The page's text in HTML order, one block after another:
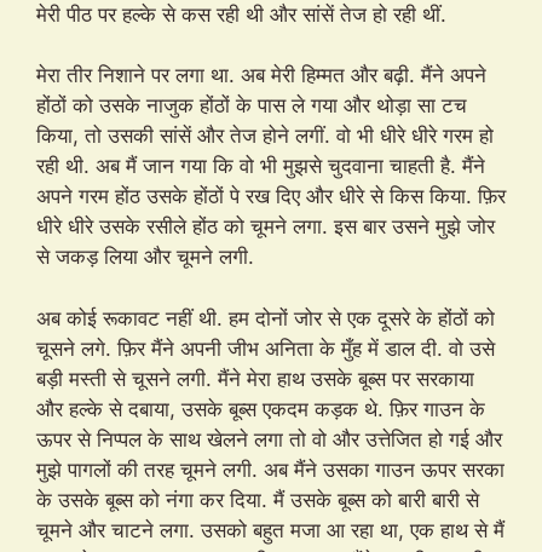
मेरी पीठ पर हल्के से कस रही थी और सांसें तेज हो रही थीं.
मेरा तीर निशाने पर लगा था. अब मेरी हिम्मत और बढ़ी. मैंने अपने
होंठों को उसके नाजुक होंठों के पास ले गया और थोड़ा सा टच
किया, तो उसकी सांसें और तेज होने लगीं. वो भी धीरे धीरे गरम हो
रही थी. अब मैं जान गया कि वो भी मुझसे चुदवाना चाहती है. मैंने
अपने गरम होंठ उसके होंठों पे रख दिए और धीरे से किस किया. फ़िर
धीरे धीरे उसके रसीले होंठ को चूमने लगा. इस बार उसने मुझे जोर
से जकड़ लिया और चूमने लगी.
अब कोई रूकावट नहीं थी. हम दोनों जोर से एक दूसरे के होंठों को
चूसने लगे. फ़िर मैंने अपनी जीभ अनिता के मुँह में डाल दी. वो उसे
बड़ी मस्ती से चूसने लगी. मैंने मेरा हाथ उसके बूब्स पर सरकाया
और हल्के से दबाया, उसके बूब्स एकदम कड़क थे. फ़िर गाउन के
ऊपर से निप्पल के साथ खेलने लगा तो वो और उत्तेजित हो गई और
मुझे पागलों की तरह चूमने लगी. अब मैंने उसका गाउन ऊपर सरका
के उसके बूब्स को नंगा कर दिया. मैं उसके बूब्स को बारी बारी से
चूमने और चाटने लगा. उसको बहुत मजा आ रहा था, एक हाथ से मैं